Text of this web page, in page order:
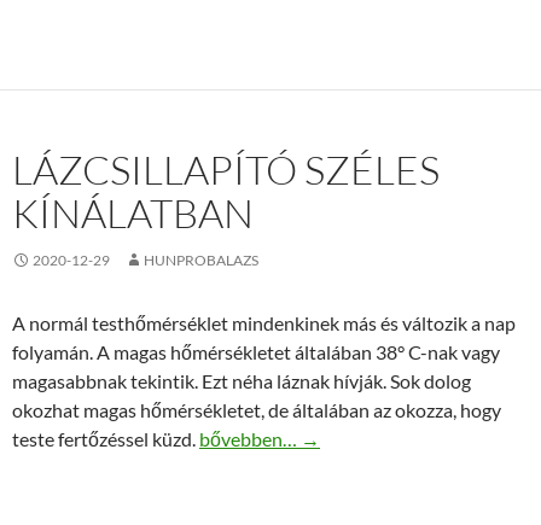
LÁZCSILLAPÍTÓ SZÉLES
KÍNÁLATBAN
2020-12-29 HUNPROBALAZS
A normál testhőmérséklet mindenkinek más és változik a nap
folyamán. A magas hőmérsékletet általában 38° C-nak vagy
magasabbnak tekintik. Ezt néha láznak hívják. Sok dolog
okozhat magas hőmérsékletet, de általában az okozza, hogy
teste fertőzéssel küzd. Lázcsillapító széles kínálatban
bővebben… →